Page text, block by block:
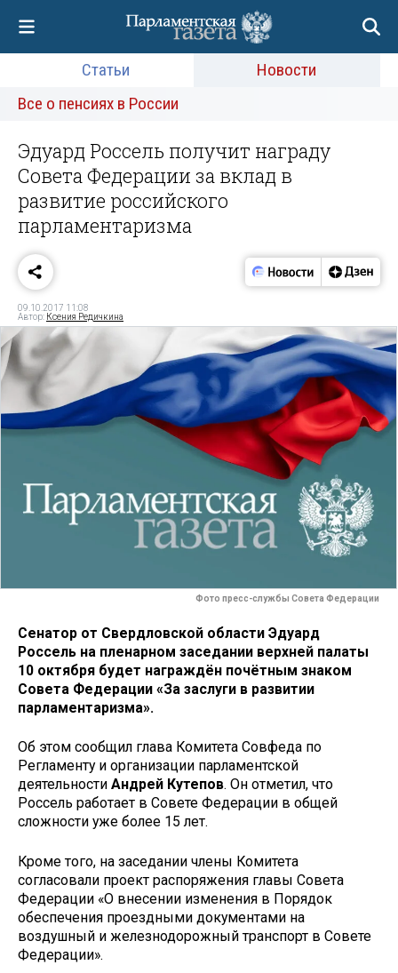
Статьи
Новости
Все о пенсиях в России
Эдуард Россель получит награду
Совета Федерации за вклад в
развитие российского
парламентаризма
09.10.2017 11:08
Автор: Ксения Редичкина
Фото пресс-службы Совета Федерации
Сенатор от Свердловской области Эдуард
Россель на пленарном заседании верхней палаты
10 октября будет награждён почётным знаком
Совета Федерации «За заслуги в развитии
парламентаризма».
Об этом сообщил глава Комитета Совфеда по
Регламенту и организации парламентской
деятельности Андрей Кутепов. Он отметил, что
Россель работает в Совете Федерации в общей
сложности уже более 15 лет.
Кроме того, на заседании члены Комитета
согласовали проект распоряжения главы Совета
Федерации «О внесении изменения в Порядок
обеспечения проездными документами на
воздушный и железнодорожный транспорт в Совете
Федерации».